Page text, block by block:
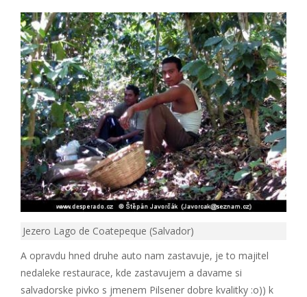
Jezero Lago de Coatepeque (Salvador)
A opravdu hned druhe auto nam zastavuje, je to majitel
nedaleke restaurace, kde zastavujem a davame si
salvadorske pivko s jmenem Pilsener dobre kvalitky :o)) k